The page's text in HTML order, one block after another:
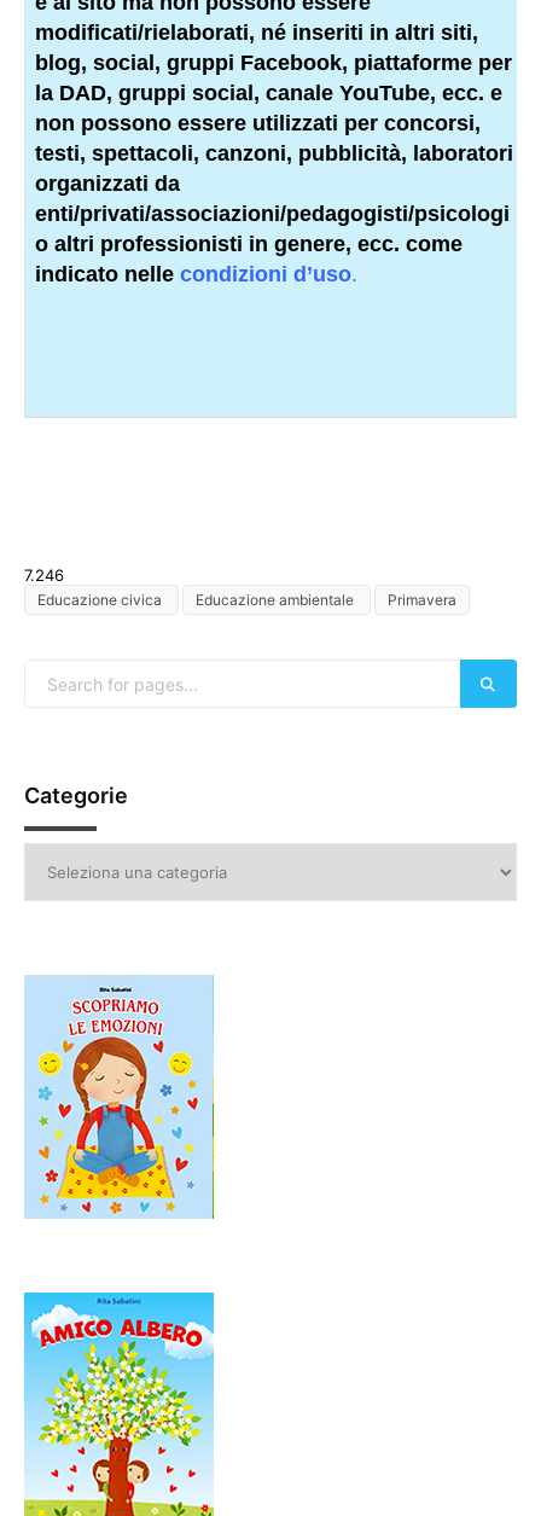
modificati/rielaborati, né inseriti in altri siti,
blog, social, gruppi Facebook, piattaforme per
la DAD, gruppi social, canale YouTube, ecc. e
non possono essere utilizzati per concorsi,
testi, spettacoli, canzoni, pubblicità, laboratori
organizzati da
enti/privati/associazioni/pedagogisti/psicologi
o altri professionisti in genere, ecc. come
indicato nelle condizioni d’uso.
7.246
Educazione civica Educazione ambientale Primavera
Categorie